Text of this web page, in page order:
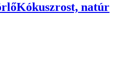
Kókuszrost, natúr